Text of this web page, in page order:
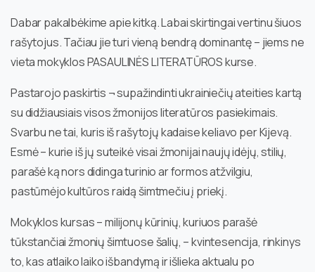
Dabar pakalbėkime apie kitką. Labai skirtingai vertinu šiuos
rašytojus. Tačiau jie turi vieną bendrą dominantę – jiems ne
vieta mokyklos PASAULINĖS LITERATŪROS kurse.
Pastarojo paskirtis ¬ supažindinti ukrainiečių ateities kartą
su didžiausiais visos žmonijos literatūros pasiekimais.
Svarbu ne tai, kuris iš rašytojų kadaise keliavo per Kijevą.
Esmė – kurie iš jų suteikė visai žmonijai naujų idėjų, stilių,
parašė ką nors didinga turinio ar formos atžvilgiu,
pastūmėjo kultūros raidą šimtmečiu į priekį.
Mokyklos kursas – milijonų kūrinių, kuriuos parašė
tūkstančiai žmonių šimtuose šalių, – kvintesencija, rinkinys
to, kas atlaiko laiko išbandymą ir išlieka aktualu po